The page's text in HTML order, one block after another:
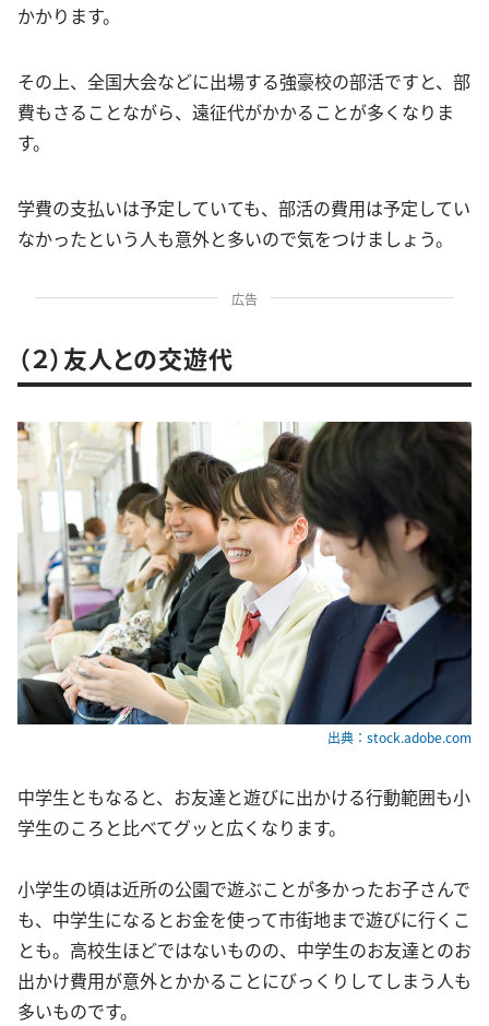
かかります。
その上、全国大会などに出場する強豪校の部活ですと、部
費もさることながら、遠征代がかかることが多くなりま
す。
学費の支払いは予定していても、部活の費用は予定してい
なかったという人も意外と多いので気をつけましょう。
広告
（２）友人との交遊代
出典：stock.adobe.com
中学生ともなると、お友達と遊びに出かける行動範囲も小
学生のころと比べてグッと広くなります。
小学生の頃は近所の公園で遊ぶことが多かったお子さんで
も、中学生になるとお金を使って市街地まで遊びに行くこ
とも。高校生ほどではないものの、中学生のお友達とのお
出かけ費用が意外とかかることにびっくりしてしまう人も
多いものです。